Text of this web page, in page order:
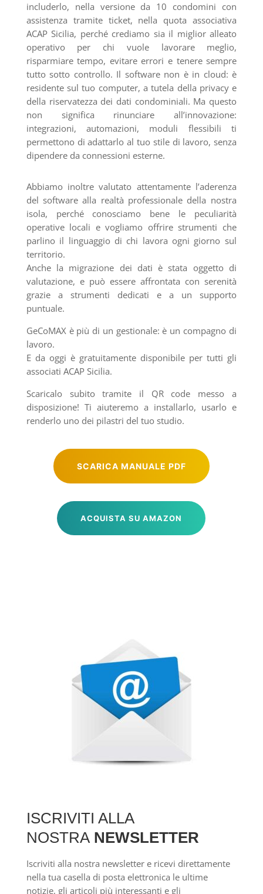
includerlo, nella versione da 10 condomini con
assistenza tramite ticket, nella quota associativa
ACAP Sicilia, perché crediamo sia il miglior alleato
operativo per chi vuole lavorare meglio,
risparmiare tempo, evitare errori e tenere sempre
tutto sotto controllo. Il software non è in cloud: è
residente sul tuo computer, a tutela della privacy e
della riservatezza dei dati condominiali. Ma questo
non significa rinunciare all’innovazione:
integrazioni, automazioni, moduli flessibili ti
permettono di adattarlo al tuo stile di lavoro, senza
dipendere da connessioni esterne.
Abbiamo inoltre valutato attentamente l’aderenza
del software alla realtà professionale della nostra
isola, perché conosciamo bene le peculiarità
operative locali e vogliamo offrire strumenti che
parlino il linguaggio di chi lavora ogni giorno sul
territorio.
Anche la migrazione dei dati è stata oggetto di
valutazione, e può essere affrontata con serenità
grazie a strumenti dedicati e a un supporto
puntuale.
GeCoMAX è più di un gestionale: è un compagno di
lavoro.
E da oggi è gratuitamente disponibile per tutti gli
associati ACAP Sicilia.
Scaricalo subito tramite il QR code messo a
disposizione! Ti aiuteremo a installarlo, usarlo e
renderlo uno dei pilastri del tuo studio.
SCARICA MANUALE PDF
ACQUISTA SU AMAZON
ISCRIVITI ALLA
NOSTRA NEWSLETTER
Iscriviti alla nostra newsletter e ricevi direttamente
nella tua casella di posta elettronica le ultime
notizie, gli articoli più interessanti e gli